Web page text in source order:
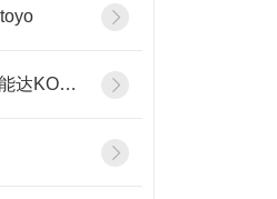
日本柯尼卡美能达KONICA MINOLTA